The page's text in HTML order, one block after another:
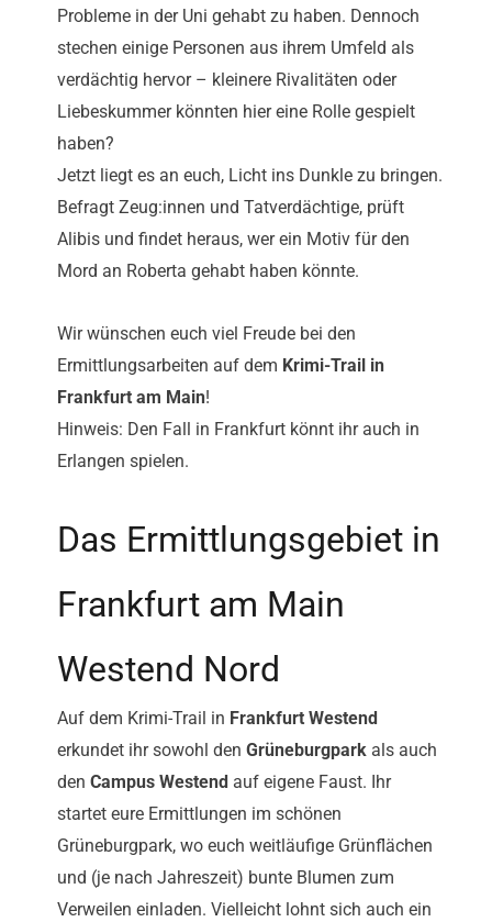
Probleme in der Uni gehabt zu haben. Dennoch
stechen einige Personen aus ihrem Umfeld als
verdächtig hervor – kleinere Rivalitäten oder
Liebeskummer könnten hier eine Rolle gespielt
haben?
Jetzt liegt es an euch, Licht ins Dunkle zu bringen.
Befragt Zeug:innen und Tatverdächtige, prüft
Alibis und findet heraus, wer ein Motiv für den
Mord an Roberta gehabt haben könnte.
Wir wünschen euch viel Freude bei den
Ermittlungsarbeiten auf dem Krimi-Trail in
Frankfurt am Main!
Hinweis: Den Fall in Frankfurt könnt ihr auch in
Erlangen spielen.
Das Ermittlungsgebiet in
Frankfurt am Main
Westend Nord
Auf dem Krimi-Trail in Frankfurt Westend
erkundet ihr sowohl den Grüneburgpark als auch
den Campus Westend auf eigene Faust. Ihr
startet eure Ermittlungen im schönen
Grüneburgpark, wo euch weitläufige Grünflächen
und (je nach Jahreszeit) bunte Blumen zum
Verweilen einladen. Vielleicht lohnt sich auch ein